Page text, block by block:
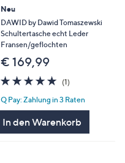
Neu
DAWID by Dawid Tomaszewski
Schultertasche echt Leder
Fransen/geflochten
€ 169,99
5.0
von
5
(1)1
Q Pay: Zahlung in 3 Raten
In den Warenkorb